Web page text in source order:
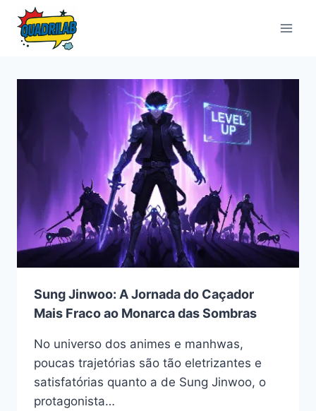
Pular
para
Sung Jinwoo: A Jornada do Caçador
Mais Fraco ao Monarca das Sombras
No universo dos animes e manhwas,
poucas trajetórias são tão eletrizantes e
satisfatórias quanto a de Sung Jinwoo, o
protagonista…